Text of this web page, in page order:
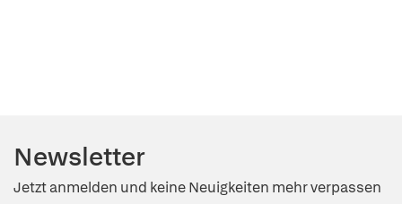
Newsletter
Jetzt anmelden und keine Neuigkeiten mehr verpassen